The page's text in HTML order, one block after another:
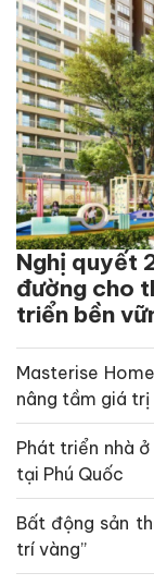
Nghị quyết
đường cho
triển bền
Masterise
nâng tầm giá trị
Phát triển nhà
tại Phú Quốc
Bất động sản
trí vàng”